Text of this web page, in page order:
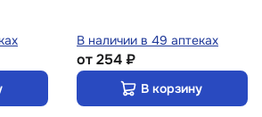
В наличии в 49 аптеках
от254 ₽
В корзину